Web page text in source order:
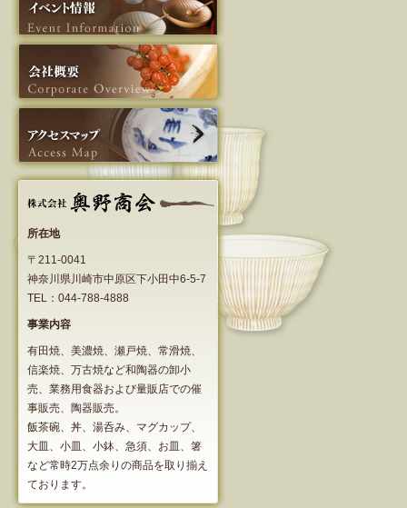
所在地
〒211-0041
神奈川県川崎市中原区下小田中6-5-7
TEL：044-788-4888
事業内容
有田焼、美濃焼、瀬戸焼、常滑焼、
信楽焼、万古焼など和陶器の卸小
売、業務用食器および量販店での催
事販売、陶器販売。
飯茶碗、丼、湯呑み、マグカップ、
大皿、小皿、小鉢、急須、お皿、箸
など常時2万点余りの商品を取り揃え
ております。